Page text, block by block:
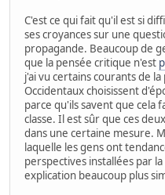
C'est ce qui fait qu'il est si
ses croyances sur une
propagande. Beaucoup de
que la pensée critique n'est
j'ai vu certains courants de
Occidentaux choisissent
parce qu'ils savent que cela
classe. Il est sûr que ces
dans une certaine mesure.
laquelle les gens ont
perspectives installées par
explication beaucoup plus